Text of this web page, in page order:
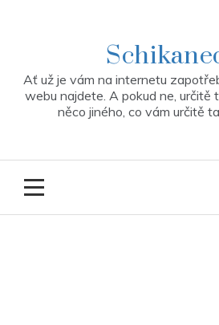
Ať už je vám na internetu
webu najdete. A pokud ne, určitě
něco jiného, co vám určitě